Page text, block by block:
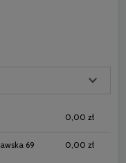
zawiera ewentualnych
0,00 zł
69
0,00 zł